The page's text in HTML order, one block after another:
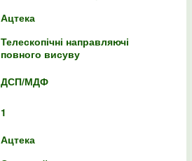
Ацтека
Телескопічні направляючі
повного висуву
ДСП/МДФ
1
Ацтека